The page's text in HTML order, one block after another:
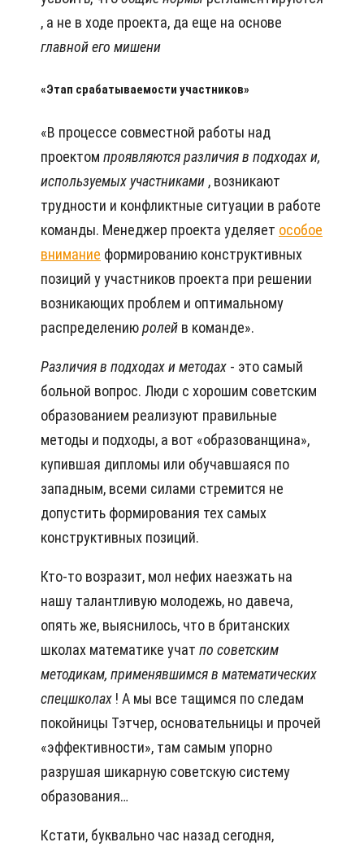
, а не в ходе проекта, да еще на основе
главнойего мишени
«Этап срабатываемости участников»
«В процессе совместной работы над
проектом проявляютсяразличия в подходах и,
используемых участниками , возникают
трудности и конфликтные ситуации в работе
команды. Менеджер проекта уделяет особое
внимание формированию конструктивных
позиций у участников проекта при решении
возникающих проблем и оптимальному
распределениюролей в команде».
Различия в подходах и методах - это самый
больной вопрос. Люди с хорошим советским
образованием реализуют правильные
методы и подходы, а вот «образованщина»,
купившая дипломы или обучавшаяся по
западным, всеми силами стремится не
допустить формирования тех самых
конструктивных позиций.
Кто-то возразит, мол нефих наезжать на
нашу талантливую молодежь, но давеча,
опять же, выяснилось, что в британских
школах математике учат по советским
методикам, применявшимся в математических
спецшколах ! А мы все тащимся по следам
покойницы Тэтчер, основательницы и прочей
«эффективности», там самым упорно
разрушая шикарную советскую систему
образования…
Кстати, буквально час назад сегодня,